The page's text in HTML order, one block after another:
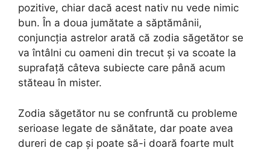
pozitive, chiar dacă acest nativ nu vede nimic
bun. În a doua jumătate a săptămânii,
conjuncția astrelor arată că zodia săgetător se
va întâlni cu oameni din trecut și va scoate la
suprafață câteva subiecte care până acum
stăteau în mister.
Zodia săgetător nu se confruntă cu probleme
serioase legate de sănătate, dar poate avea
dureri de cap și poate să-i doară foarte mult